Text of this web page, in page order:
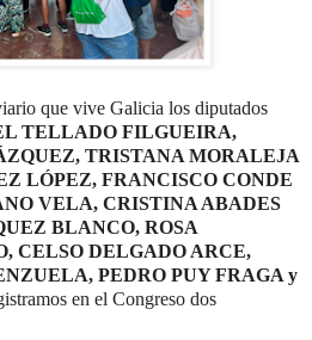
que vive Galicia los diputados
TELLADO FILGUEIRA,
TRISTANA MORALEJA
LÓPEZ, FRANCISCO CONDE
VELA, CRISTINA ABADES
BLANCO, ROSA
CELSO DELGADO ARCE,
PEDRO PUY FRAGA y
en el Congreso dos